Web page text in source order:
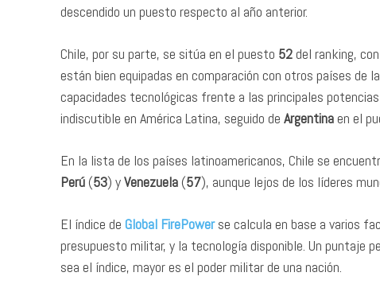
descendido un puesto respecto al año anterior.
Chile, por su parte, se sitúa en el puesto 52del ranking,
están bien equipadas en comparación con otros países de
capacidades tecnológicas frente a las principales potencias
indiscutible en América Latina, seguido de Argentinaen el
En la lista de los países latinoamericanos, Chile se
Perú (53) yVenezuela (57), aunque lejos de los líderes
El índice de Global FirePowerse calcula en base a varios
presupuesto militar, y la tecnología disponible. Un puntaje
sea el índice, mayor es el poder militar de una nación.